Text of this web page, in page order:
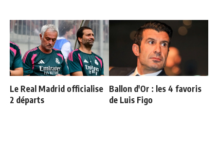
Le Real Madrid officialise
2 départs
Ballon d'Or : les 4 favoris
de Luis Figo